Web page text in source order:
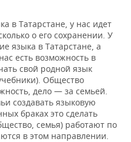
в Татарстане, у нас идет
о его сохранении. У
языка в Татарстане, а
есть возможность в
свой родной язык
Общество
дело — за семьей.
создавать языковую
браках это сделать
семья) работают по
в этом направлении.